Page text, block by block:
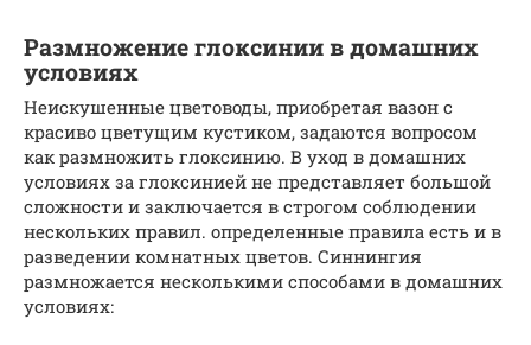
Размножение глоксинии в домашних
условиях
Неискушенные цветоводы, приобретая вазон с
красиво цветущим кустиком, задаются вопросом
как размножить глоксинию. В уход в домашних
условиях за глоксинией не представляет большой
сложности и заключается в строгом соблюдении
нескольких правил. определенные правила есть и в
разведении комнатных цветов. Синнингия
размножается несколькими способами в домашних
условиях: